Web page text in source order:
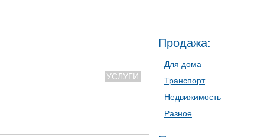
УСЛУГИ
Продажа:
Для дома
Транспорт
Недвижимость
Разное